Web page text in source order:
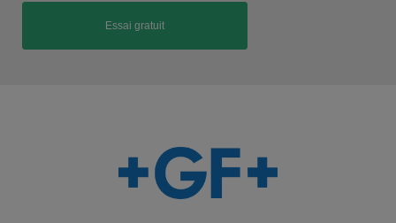
Essai gratuit